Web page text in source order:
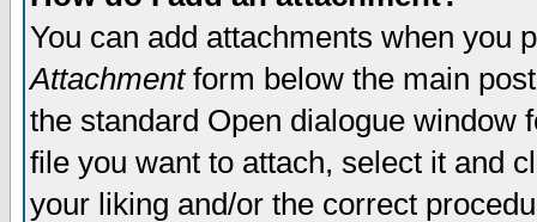
You can add attachments when you
Attachmentform below the main
the standard Open dialogue window
file you want to attach, select it and
your liking and/or the correct